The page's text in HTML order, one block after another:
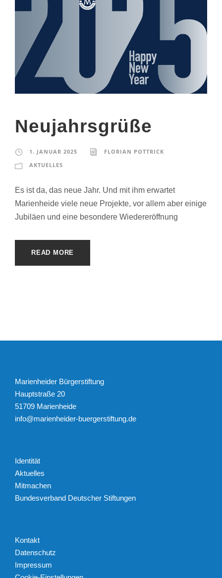
Neujahrsgrüße
1. JANUAR 2025
FLORIAN POTTRICK
AKTUELLES
Es ist da, das neue Jahr. Und mit ihm erwartet
Marienheide viele neue Projekte, vor allem aber einige
Jubiläen und eine besondere Wiedereröffnung
READ MORE
Marienheider Bürgerstiftung
Hauptstraße 20
51709 Marienheide
info@marienheider-buergerstiftung.de
Identität
Aktuelles
Mitmachen
Bundesverband Deutscher Stiftungen
Kontakt
Datenschutz
Impressum